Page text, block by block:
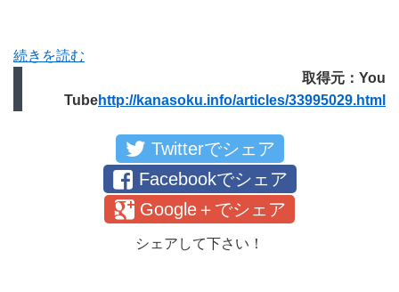
続きを読む
取得元：You
Tubehttp://kanasoku.info/articles/33995029.html
Twitterでシェア
Facebookでシェア
Google＋でシェア
シェアして下さい！